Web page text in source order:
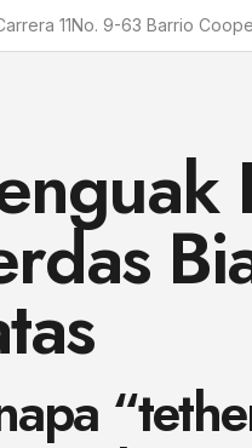
11No. 9-63 Barrio